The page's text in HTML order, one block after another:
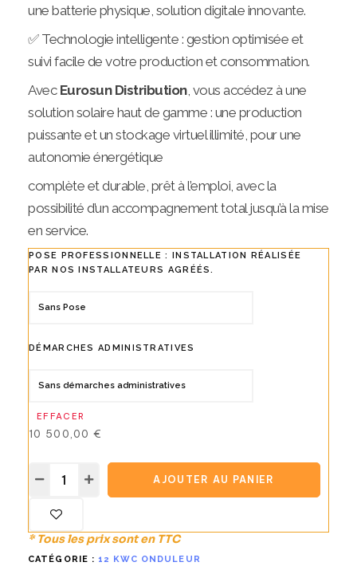
une batterie physique, solution digitale innovante.
✅ Technologie intelligente : gestion optimisée et
suivi facile de votre production et consommation.
Avec Eurosun Distribution, vous accédez à une
solution solaire haut de gamme : une production
puissante et un stockage virtuel illimité, pour une
autonomie énergétique
complète et durable, prêt à l’emploi, avec la
possibilité d’un accompagnement total jusqu’à la mise
en service.
POSE PROFESSIONNELLE : INSTALLATION RÉALISÉE
PAR NOS INSTALLATEURS AGRÉÉS.
DÉMARCHES ADMINISTRATIVES
EFFACER
10 500,00€
AJOUTER AU PANIER
* Tous les prix sont en TTC
CATÉGORIE :12 KWC ONDULEUR